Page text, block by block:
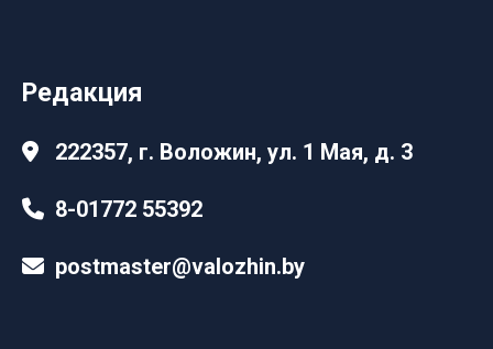
Редакция
222357, г. Воложин, ул. 1 Мая, д. 3
8-01772 55392
postmaster@valozhin.by